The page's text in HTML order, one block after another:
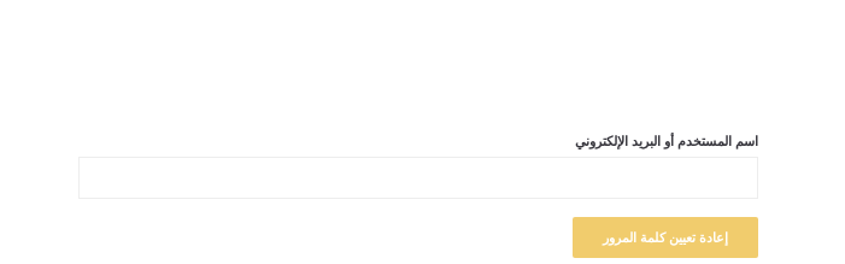
اسم المستخدم أو البريد الإلكتروني
إعادة تعيين كلمة المرور